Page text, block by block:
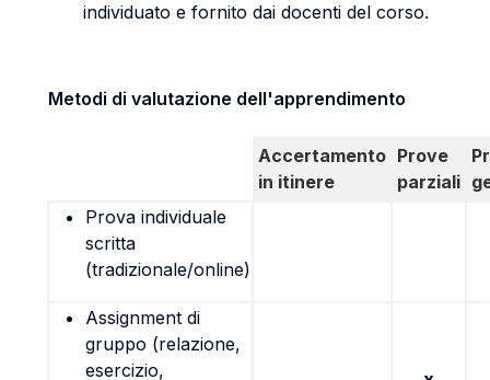
individuato e fornito dai docenti del corso.
Metodi di valutazione dell'apprendimento
Accertamento
in itinere
Prove
parziali
Prova individuale
scritta
(tradizionale/online)
Assignment di
gruppo (relazione,
esercizio,